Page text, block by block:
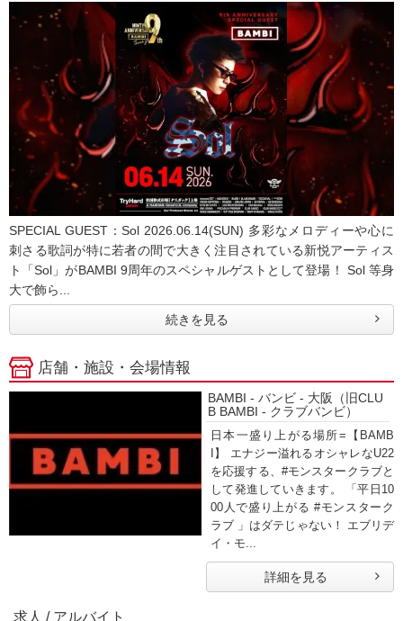
SPECIAL GUEST：Sol 2026.06.14(SUN) 多彩なメロディーや心に
刺さる歌詞が特に若者の間で大きく注目されている新悦アーティス
ト「Sol」がBAMBI 9周年のスペシャルゲストとして登場！ Sol 等身
大で飾ら...
続きを見る
店舗・施設・会場情報
BAMBI - バンビ - 大阪（旧CLU
B BAMBI - クラブバンビ）
日本一盛り上がる場所=【BAMB
I】 エナジー溢れるオシャレなU22
を応援する、#モンスタークラブと
して発進していきます。 「平日10
00人で盛り上がる #モンスターク
ラブ 」はダテじゃない！ エブリデ
イ・モ...
詳細を見る
求人 / アルバイト